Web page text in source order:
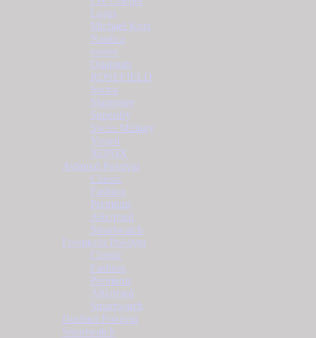
Lorus
Michael Kors
Nautica
oozoo
Quantum
ROSEFIELD
Sector
Slazenger
Superdry
Swiss Military
Visseti
XONIX
Ανδρικά Ρολόγια
Classic
Fashion
Premium
Αθλητικά
Smartwatch
Γυναικεία Ρολόγια
Classic
Fashion
Premium
Αθλητικά
Smartwatch
Παιδικά Ρολόγια
Smartwatch